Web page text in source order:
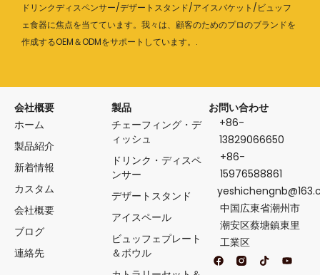
ドリンクディスペンサー/デザートスタンド/アイスバケット/ビュッフ
ェ食器に焦点を当てています。我々は、顧客のためのプロのブランドを
作成するOEM＆ODMをサポートしています。.
会社概要
ホーム
製品紹介
新着情報
カスタム
会社概要
ブログ
連絡先
製品
チェーフィング・デ
ィッシュ
ドリンク・ディスペ
ンサー
デザートスタンド
アイスペール
ビュッフェプレート
＆ボウル
お問い合わせ
+86-
13829066650
+86-
15976588861
中国広東省潮州市
潮安区蔡塘鎮東里
工業区
フ
ェ
テ
ィ
Y
o